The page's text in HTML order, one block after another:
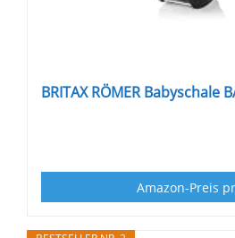
BRITAX RÖMER Babyschale
Amazon-Preis